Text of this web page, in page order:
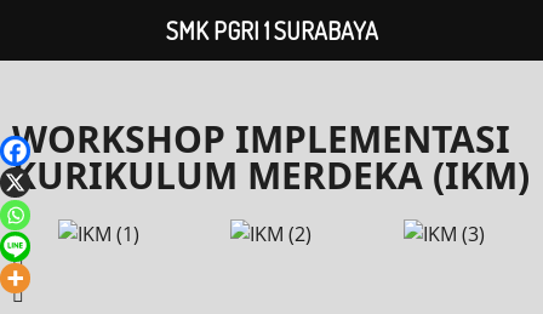
WORKSHOP IMPLEMENTASI
KURIKULUM MERDEKA (IKM)
SMK PGRI 1 SURABAYA